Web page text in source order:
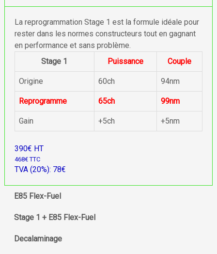
La reprogrammation Stage 1 est la formule idéale pour
rester dans les normes constructeurs tout en gagnant
en performance et sans problème.
Stage 1
Puissance Couple
Origine 60ch 94nm
Reprogramme 65ch 99nm
Gain +5ch +5nm
390€ HT
468€ TTC
TVA (20%): 78€
E85 Flex-Fuel
Stage 1 + E85 Flex-Fuel
Decalaminage